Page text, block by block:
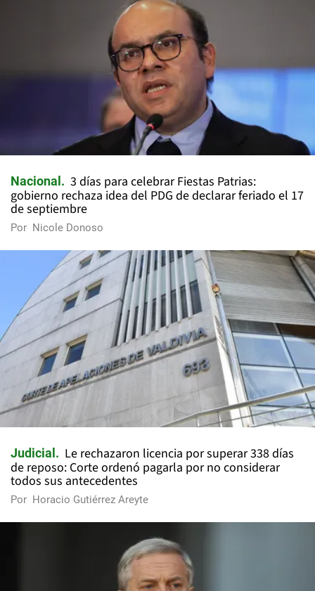
Nacional
3 días para celebrar Fiestas Patrias:
gobierno rechaza idea del PDG de declarar feriado el 17
de septiembre
Por Nicole Donoso
Judicial
Le rechazaron licencia por superar 338 días
de reposo: Corte ordenó pagarla por no considerar
todos sus antecedentes
Por Horacio Gutiérrez Areyte